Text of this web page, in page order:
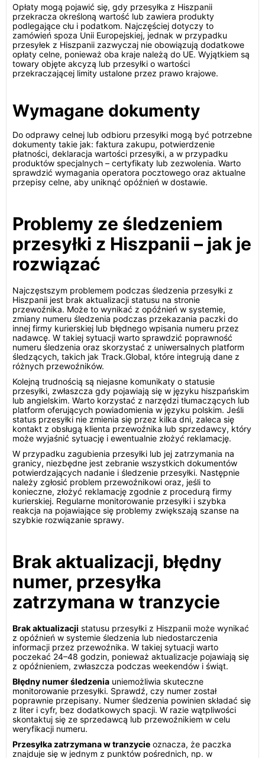
Opłaty mogą pojawić się, gdy przesyłka z Hiszpanii
przekracza określoną wartość lub zawiera produkty
podlegające cłu i podatkom. Najczęściej dotyczy to
zamówień spoza Unii Europejskiej, jednak w przypadku
przesyłek z Hiszpanii zazwyczaj nie obowiązują dodatkowe
opłaty celne, ponieważ oba kraje należą do UE. Wyjątkiem są
towary objęte akcyzą lub przesyłki o wartości
przekraczającej limity ustalone przez prawo krajowe.
Wymagane dokumenty
Do odprawy celnej lub odbioru przesyłki mogą być potrzebne
dokumenty takie jak: faktura zakupu, potwierdzenie
płatności, deklaracja wartości przesyłki, a w przypadku
produktów specjalnych – certyfikaty lub zezwolenia. Warto
sprawdzić wymagania operatora pocztowego oraz aktualne
przepisy celne, aby uniknąć opóźnień w dostawie.
Problemy ze śledzeniem
przesyłki z Hiszpanii – jak je
rozwiązać
Najczęstszym problemem podczas śledzenia przesyłki z
Hiszpanii jest brak aktualizacji statusu na stronie
przewoźnika. Może to wynikać z opóźnień w systemie,
zmiany numeru śledzenia podczas przekazania paczki do
innej firmy kurierskiej lub błędnego wpisania numeru przez
nadawcę. W takiej sytuacji warto sprawdzić poprawność
numeru śledzenia oraz skorzystać z uniwersalnych platform
śledzących, takich jak Track.Global, które integrują dane z
różnych przewoźników.
Kolejną trudnością są niejasne komunikaty o statusie
przesyłki, zwłaszcza gdy pojawiają się w języku hiszpańskim
lub angielskim. Warto korzystać z narzędzi tłumaczących lub
platform oferujących powiadomienia w języku polskim. Jeśli
status przesyłki nie zmienia się przez kilka dni, zaleca się
kontakt z obsługą klienta przewoźnika lub sprzedawcy, który
może wyjaśnić sytuację i ewentualnie złożyć reklamację.
W przypadku zagubienia przesyłki lub jej zatrzymania na
granicy, niezbędne jest zebranie wszystkich dokumentów
potwierdzających nadanie i śledzenie przesyłki. Następnie
należy zgłosić problem przewoźnikowi oraz, jeśli to
konieczne, złożyć reklamację zgodnie z procedurą firmy
kurierskiej. Regularne monitorowanie przesyłki i szybka
reakcja na pojawiające się problemy zwiększają szanse na
szybkie rozwiązanie sprawy.
Brak aktualizacji, błędny
numer, przesyłka
zatrzymana w tranzycie
Brak aktualizacji statusu przesyłki z Hiszpanii może wynikać
z opóźnień w systemie śledzenia lub niedostarczenia
informacji przez przewoźnika. W takiej sytuacji warto
poczekać 24–48 godzin, ponieważ aktualizacje pojawiają się
z opóźnieniem, zwłaszcza podczas weekendów i świąt.
Błędny numer śledzenia uniemożliwia skuteczne
monitorowanie przesyłki. Sprawdź, czy numer został
poprawnie przepisany. Numer śledzenia powinien składać się
z liter i cyfr, bez dodatkowych spacji. W razie wątpliwości
skontaktuj się ze sprzedawcą lub przewoźnikiem w celu
weryfikacji numeru.
Przesyłka zatrzymana w tranzycie oznacza, że paczka
znajduje się w jednym z punktów pośrednich, np. w